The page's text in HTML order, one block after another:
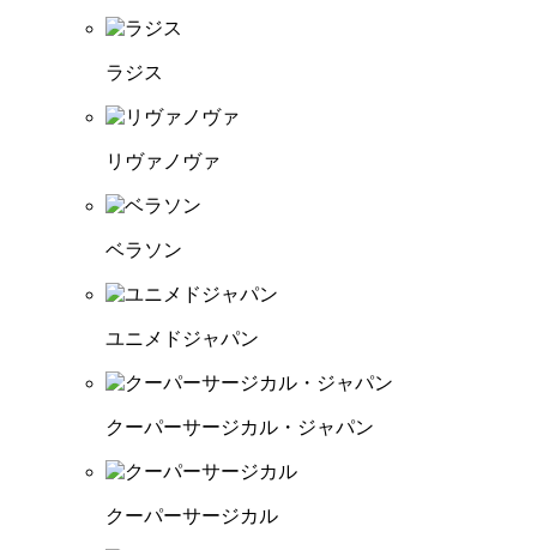
ラジス
リヴァノヴァ
ベラソン
ユニメドジャパン
クーパーサージカル・ジャパン
クーパーサージカル